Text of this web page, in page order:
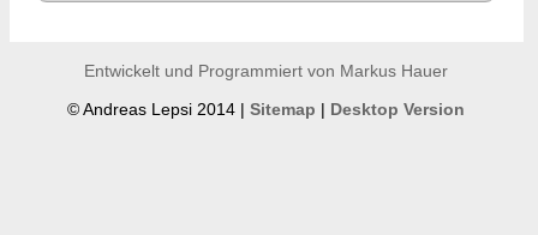
Entwickelt und Programmiert von Markus Hauer
© Andreas Lepsi 2014 |Sitemap | Desktop Version